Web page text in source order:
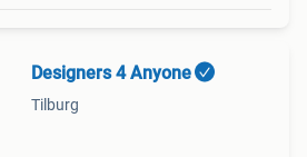
Designers 4 Anyone
Tilburg